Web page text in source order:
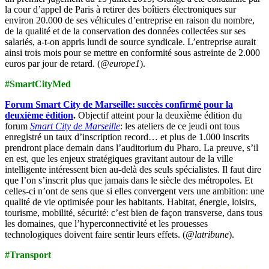
la cour d’appel de Paris à retirer des boîtiers électroniques sur
environ 20.000 de ses véhicules d’entreprise en raison du nombre,
de la qualité et de la conservation des données collectées sur ses
salariés, a-t-on appris lundi de source syndicale. L’entreprise aurait
ainsi trois mois pour se mettre en conformité sous astreinte de 2.000
euros par jour de retard. (@europe1).
#SmartCityMed
Forum Smart City de Marseille: succès confirmé pour la
deuxième édition. Objectif atteint pour la deuxième édition du
forum Smart City de Marseille: les ateliers de ce jeudi ont tous
enregistré un taux d’inscription record… et plus de 1.000 inscrits
prendront place demain dans l’auditorium du Pharo. La preuve, s’il
en est, que les enjeux stratégiques gravitant autour de la ville
intelligente intéressent bien au-delà des seuls spécialistes. Il faut dire
que l’on s’inscrit plus que jamais dans le siècle des métropoles. Et
celles-ci n’ont de sens que si elles convergent vers une ambition: une
qualité de vie optimisée pour les habitants. Habitat, énergie, loisirs,
tourisme, mobilité, sécurité: c’est bien de façon transverse, dans tous
les domaines, que l’hyperconnectivité et les prouesses
technologiques doivent faire sentir leurs effets. (@latribune).
#Transport